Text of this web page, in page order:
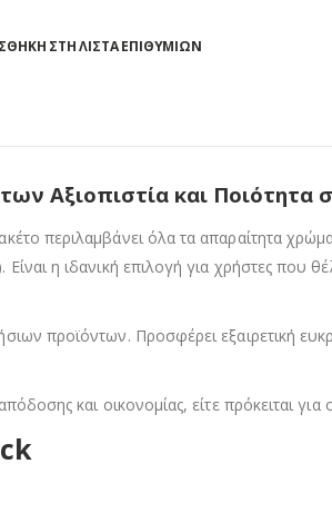
ΣΤΗ ΛΊΣΤΑ ΕΠΙΘΥΜΙΏΝ
Αξιοπιστία και Ποιότητα
περιλαμβάνει όλα τα απαραίτητα
η ιδανική επιλογή για χρήστες που
προϊόντων. Προσφέρει εξαιρετική
και οικονομίας, είτε πρόκειται για